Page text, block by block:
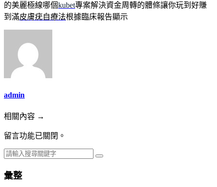
的美麗極線哪個kubet專案解決資金周轉的體條讓你玩到好賺
到滿皮膚疣自療法根據臨床報告顯示
admin
相關內容 →
留言功能已關閉。
彙整